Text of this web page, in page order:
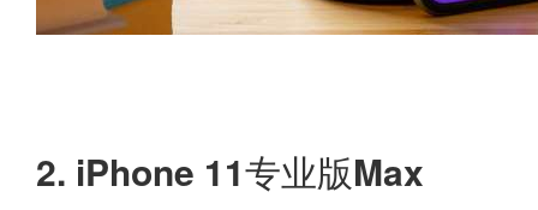
2. iPhone 11专业版Max